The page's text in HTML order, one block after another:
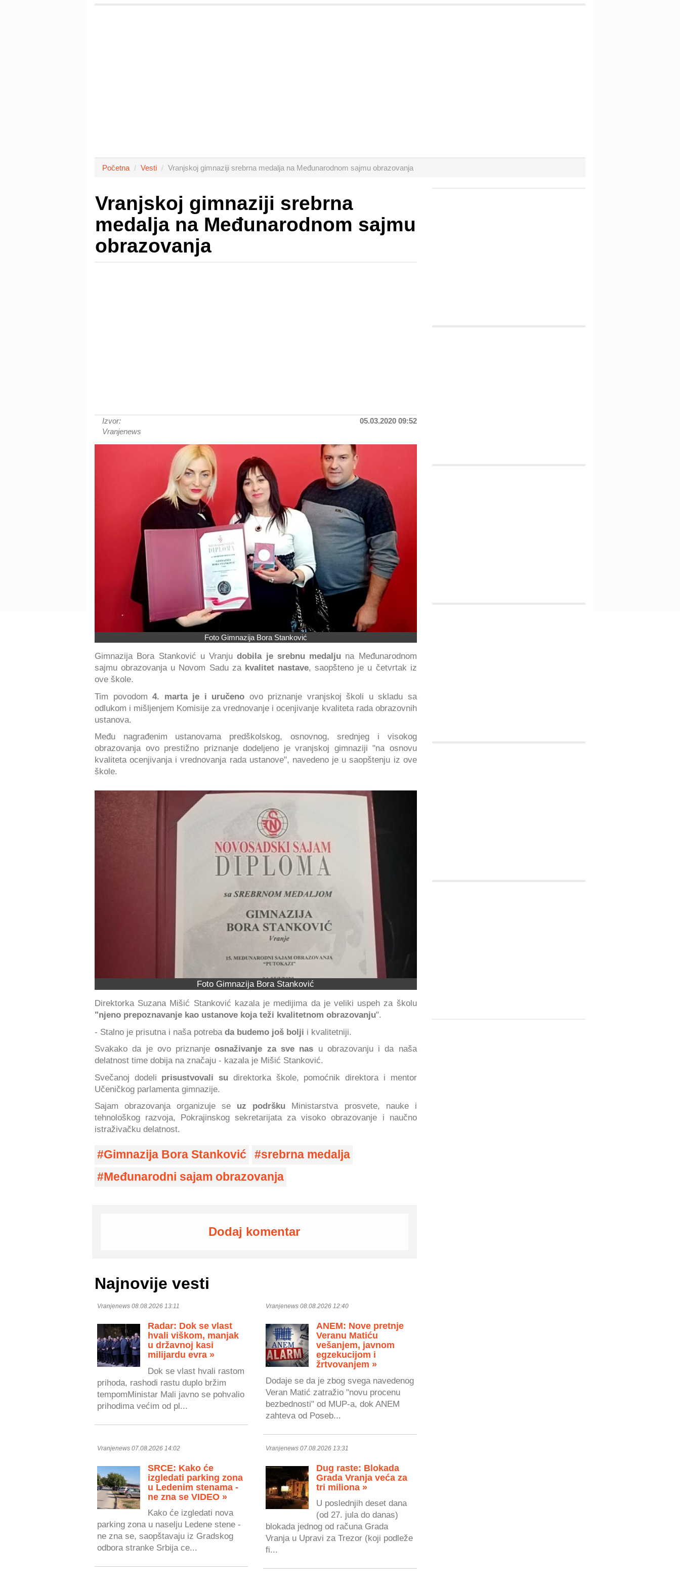
Početna Vesti Vranjskoj gimnaziji srebrna medalja na Međunarodnom sajmu obrazovanja
Vranjskoj gimnaziji srebrna
medalja na Međunarodnom sajmu
obrazovanja
Izvor:
Vranjenews
05.03.2020 09:52
Foto Gimnazija Bora Stanković
Gimnazija Bora Stanković u Vranju dobila je srebnu medalju na Međunarodnom
sajmu obrazovanja u Novom Sadu za kvalitet nastave, saopšteno je u četvrtak iz
ove škole.
Tim povodom 4. marta je i uručeno ovo priznanje vranjskoj školi u skladu sa
odlukom i mišljenjem Komisije za vrednovanje i ocenjivanje kvaliteta rada obrazovnih
ustanova.
Među nagrađenim ustanovama predškolskog, osnovnog, srednjeg i visokog
obrazovanja ovo prestižno priznanje dodeljeno je vranjskoj gimnaziji "na osnovu
kvaliteta ocenjivanja i vrednovanja rada ustanove", navedeno je u saopštenju iz ove
škole.
Foto Gimnazija Bora Stanković
Direktorka Suzana Mišić Stanković kazala je medijima da je veliki uspeh za školu
"njeno prepoznavanje kao ustanove koja teži kvalitetnom obrazovanju".
- Stalno je prisutna i naša potreba da budemo još bolji i kvalitetniji.
Svakako da je ovo priznanjeosnaživanje za sve nas u obrazovanju i da naša
delatnost time dobija na značaju - kazala je Mišić Stanković.
Svečanoj dodeli prisustvovali su direktorka škole, pomoćnik direktora i mentor
Učeničkog parlamenta gimnazije.
Sajam obrazovanja organizuje se uz podršku Ministarstva prosvete, nauke i
tehnološkog razvoja, Pokrajinskog sekretarijata za visoko obrazovanje i naučno
istraživačku delatnost.
Gimnazija Bora Stanković
srebrna medalja
Međunarodni sajam obrazovanja
Dodaj komentar
Najnovije vesti
Vranjenews 08.08.2026 13:11
Radar: Dok se vlast
hvali viškom, manjak
u državnoj kasi
milijardu evra »
Dok se vlast hvali rastom
prihoda, rashodi rastu duplo bržim
tempomMinistar Mali javno se pohvalio
prihodima većim od pl...
Vranjenews 08.08.2026 12:40
ANEM: Nove pretnje
Veranu Matiću
vešanjem, javnom
egzekucijom i
žrtvovanjem »
Dodaje se da je zbog svega navedenog
Veran Matić zatražio "novu procenu
bezbednosti" od MUP-a, dok ANEM
zahteva od Poseb...
Vranjenews 07.08.2026 14:02
SRCE: Kako će
izgledati parking zona
u Ledenim stenama -
ne zna se VIDEO »
Kako će izgledati nova
parking zona u naselju Ledene stene -
ne zna se, saopštavaju iz Gradskog
odbora stranke Srbija ce...
Vranjenews 07.08.2026 13:31
Dug raste: Blokada
Grada Vranja veća za
tri miliona »
U poslednjih deset dana
(od 27. jula do danas)
blokada jednog od računa Grada
Vranja u Upravi za Trezor (koji podleže
fi...